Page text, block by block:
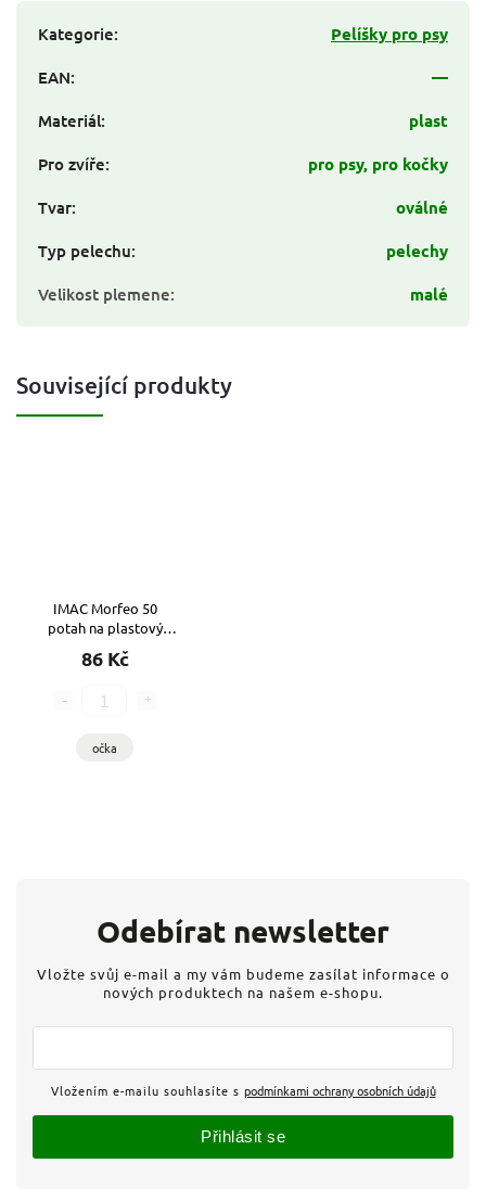
Kategorie:
Pelíšky pro psy
EAN:
—
Materiál:
plast
Pro zvíře:
pro psy, pro kočky
Tvar:
oválné
Typ pelechu:
pelechy
Velikost plemene: malé
Související produkty
IMAC Morfeo 50
potah na plastový
pelech
86 Kč
očka
Odebírat newsletter
Vložte svůj e-mail a my vám budeme zasílat informace o
nových produktech na našem e-shopu.
Vložením e-mailu souhlasíte s podmínkami ochrany osobních údajů
Přihlásit se